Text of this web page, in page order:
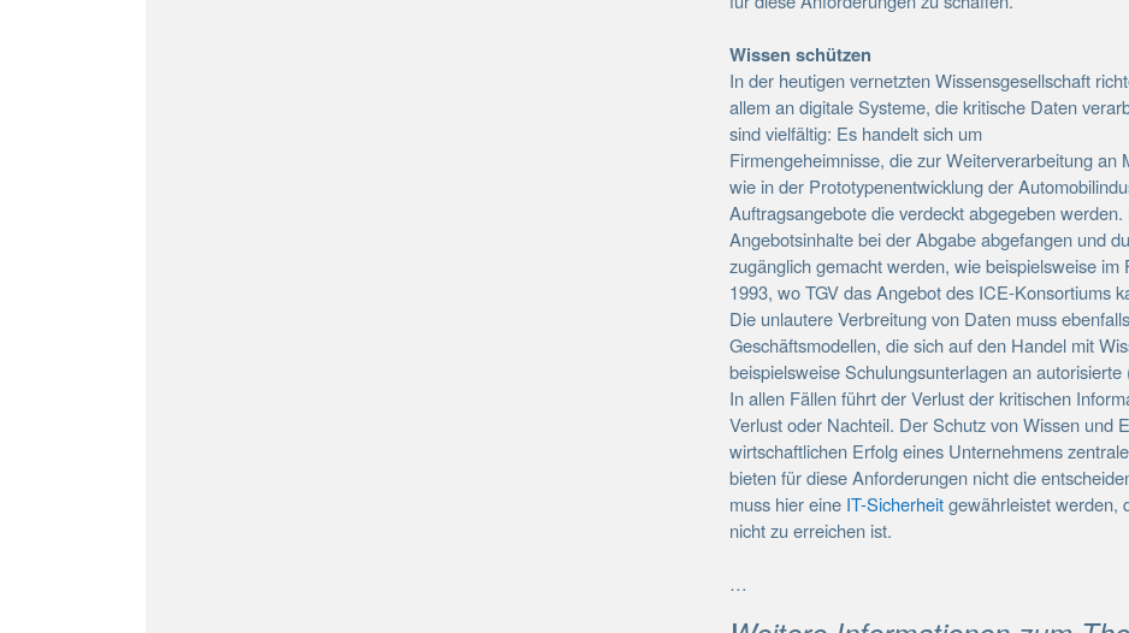
Wissen schützen
In der heutigen vernetzten Wissensgesellschaft
allem an digitale Systeme, die kritische Daten
sind vielfältig: Es handelt sich um
Firmengeheimnisse, die zur Weiterverarbeitung an
wie in der Prototypenentwicklung der
Auftragsangebote die verdeckt abgegeben
Angebotsinhalte bei der Abgabe abgefangen und
zugänglich gemacht werden, wie beispielsweise
1993, wo TGV das Angebot des ICE-Konsortiums
Die unlautere Verbreitung von Daten muss
Geschäftsmodellen, die sich auf den Handel mit
beispielsweise Schulungsunterlagen an
In allen Fällen führt der Verlust der kritischen
Verlust oder Nachteil. Der Schutz von Wissen und
wirtschaftlichen Erfolg eines Unternehmens
bieten für diese Anforderungen nicht die
muss hier eine IT-Sicherheitgewährleistet werden,
nicht zu erreichen ist.
…